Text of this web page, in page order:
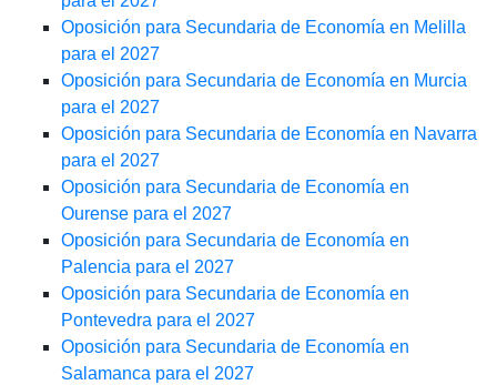
Oposición para Secundaria de Economía en Melilla
para el 2027
Oposición para Secundaria de Economía en Murcia
para el 2027
Oposición para Secundaria de Economía en Navarra
para el 2027
Oposición para Secundaria de Economía en
Ourense para el 2027
Oposición para Secundaria de Economía en
Palencia para el 2027
Oposición para Secundaria de Economía en
Pontevedra para el 2027
Oposición para Secundaria de Economía en
Salamanca para el 2027